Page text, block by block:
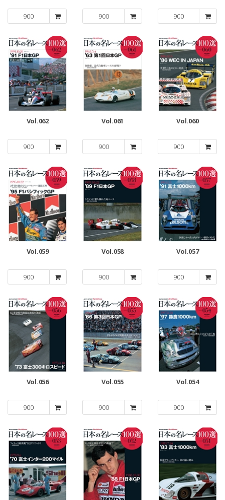
900 900 900
Vol.062
900
Vol.061
900
Vol.060
900
Vol.059
900
Vol.058
900
Vol.057
900
Vol.056
900
Vol.055
900
Vol.054
900